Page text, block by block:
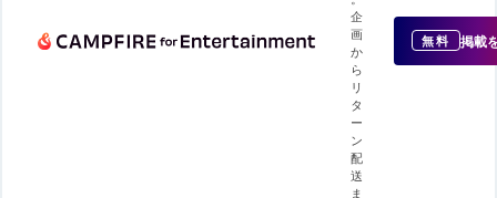
企
画
か
ら
リ
タ
ー
ン
配
送
ま
無料 掲載